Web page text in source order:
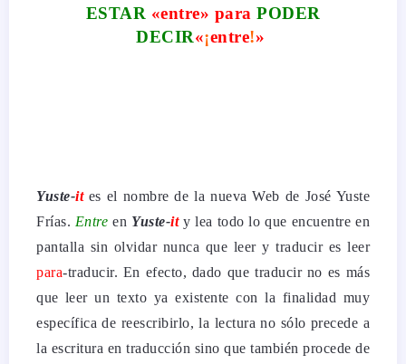
ESTAR «entre» para PODER
DECIR«¡entre!»
Yuste-ites el nombre de la nueva Web de José Yuste
Frías. Entre en Yuste-ity lea todo lo que encuentre en
pantalla sin olvidar nunca que leer y traducir es leer
para-traducir. En efecto, dado que traducir no es más
que leer un texto ya existente con la finalidad muy
específica de reescribirlo, la lectura no sólo precede a
la escritura en traducción sino que también procede de